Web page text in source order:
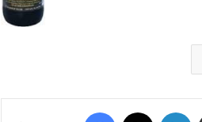
Facebook